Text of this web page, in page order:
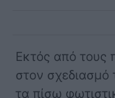
Εκτός από τους
στον σχεδιασμό
τα πίσω